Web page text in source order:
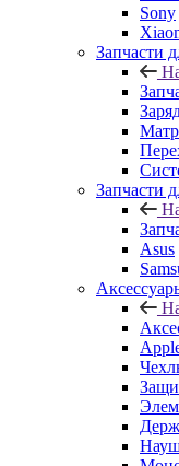
Запчасти
Asus
Запчасти